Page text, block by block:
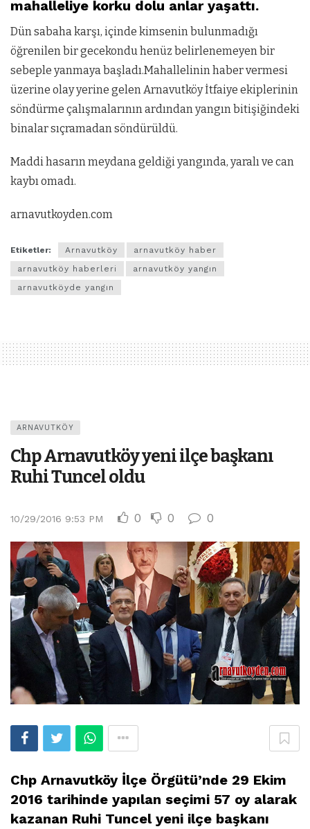
mahalleliye korku dolu anlar yaşattı.
Dün sabaha karşı, içinde kimsenin bulunmadığı
öğrenilen bir gecekondu henüz belirlenemeyen bir
sebeple yanmaya başladı.Mahallelinin haber vermesi
üzerine olay yerine gelen Arnavutköy İtfaiye ekiplerinin
söndürme çalışmalarının ardından yangın bitişiğindeki
binalar sıçramadan söndürüldü.
Maddi hasarın meydana geldiği yangında, yaralı ve can
kaybı omadı.
arnavutkoyden.com
Etiketler: Arnavutköy
arnavutköy haber
arnavutköy haberleri
arnavutköy yangın
arnavutköyde yangın
ARNAVUTKÖY
Chp Arnavutköy yeni ilçe başkanı
Ruhi Tuncel oldu
10/29/2016 9:53 PM 0 0 0
Chp Arnavutköy İlçe Örgütü’nde 29 Ekim
2016 tarihinde yapılan seçimi 57 oy alarak
kazanan Ruhi Tuncel yeni ilçe başkanı